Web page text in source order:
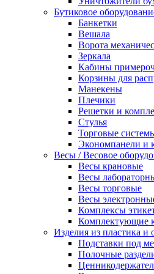
Бутиковое
Банкетки
Вешала
Ворота
Зеркала
Кабины
Корзины для
Манекены
Плечики
Решетки и
Стулья
Торговые
Экономпанели и
Весы / Весовое
Весы крановые
Весы
Весы торговые
Весы
Комплексы
Комплектующие
Изделия из пластика и
Подставки под
Полочные